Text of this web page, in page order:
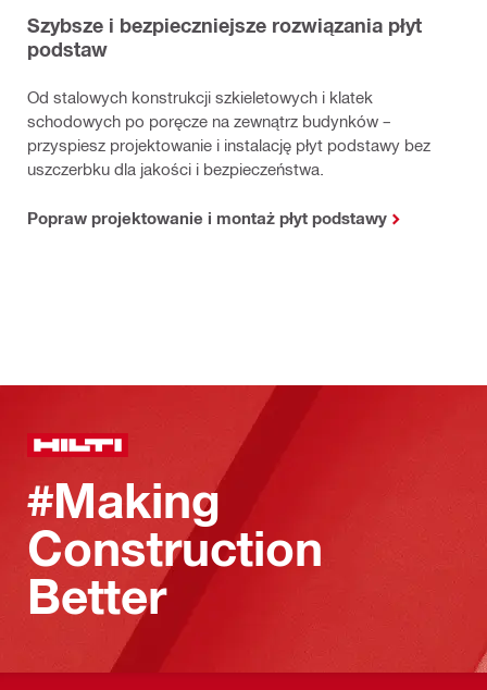
Szybsze i bezpieczniejsze rozwiązania płyt
podstaw
Od stalowych konstrukcji szkieletowych i klatek
schodowych po poręcze na zewnątrz budynków –
przyspiesz projektowanie i instalację płyt podstawy bez
uszczerbku dla jakości i bezpieczeństwa.
Popraw projektowanie i montaż płyt podstawy
#Making
Construction
Better